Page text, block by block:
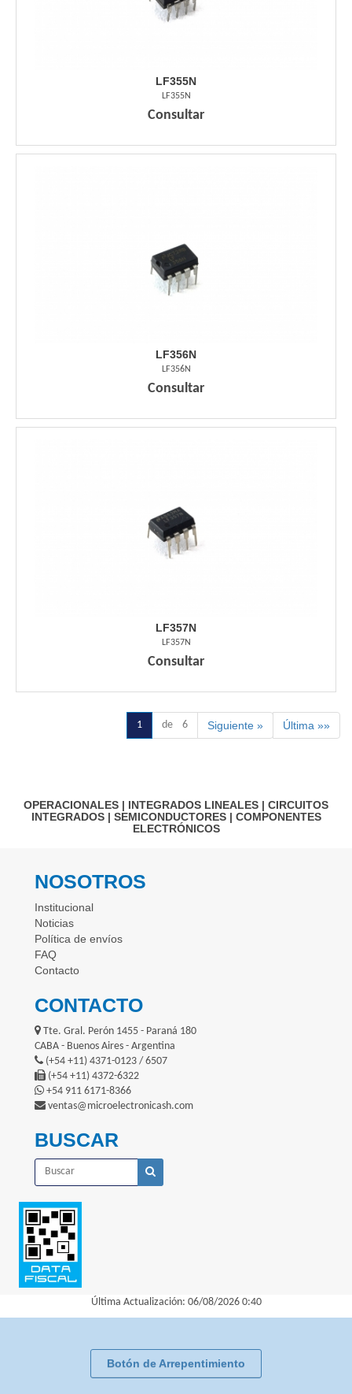
LF355N
LF355N
Consultar
LF356N
LF356N
Consultar
LF357N
LF357N
Consultar
1 de 6 Siguiente » Última »»
OPERACIONALES | INTEGRADOS LINEALES | CIRCUITOS
INTEGRADOS| SEMICONDUCTORES| COMPONENTES
ELECTRÓNICOS
NOSOTROS
Institucional
Noticias
Política de envíos
FAQ
Contacto
CONTACTO
Tte. Gral. Perón 1455 - Paraná 180
CABA - Buenos Aires - Argentina
(+54 +11) 4371-0123 / 6507
(+54 +11) 4372-6322
+54 911 6171-8366
ventas@microelectronicash.com
BUSCAR
Última Actualización: 06/08/2026 0:40
Botón de Arrepentimiento